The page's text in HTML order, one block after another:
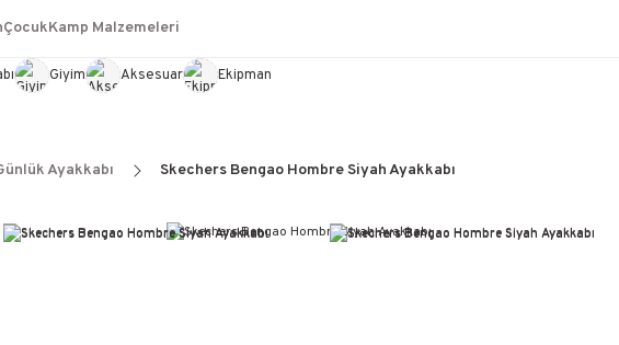
Giyim Aksesuar Ekipman
ÇocukKamp Malzemeleri
Ayakkabı Skechers Bengao Hombre Siyah Ayakkabı